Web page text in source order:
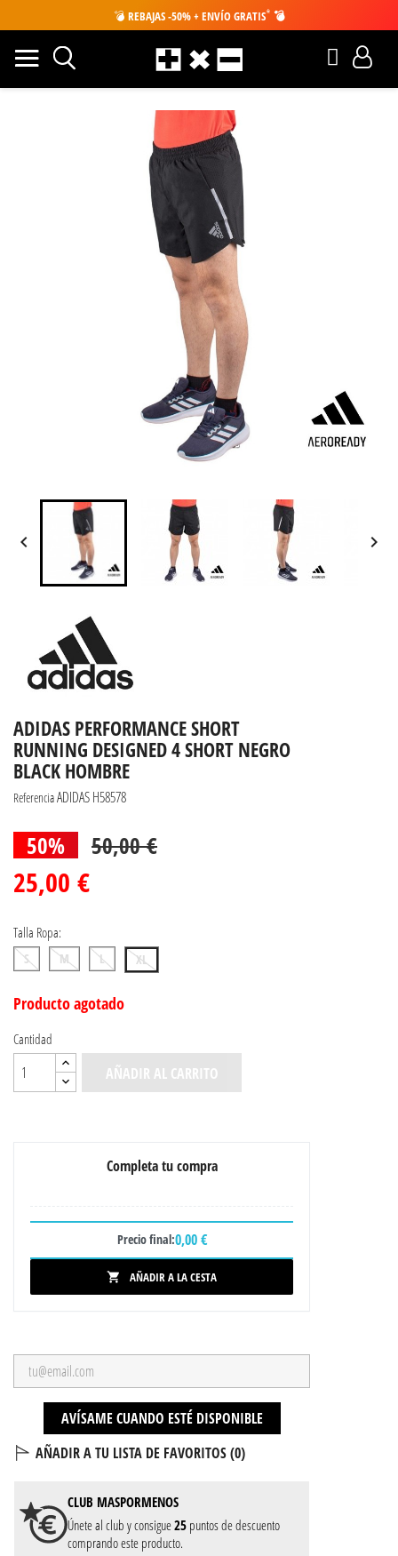
💣 REBAJAS -50% + ENVÍO GRATIS* 💣
 
ADIDAS PERFORMANCE SHORT
RUNNING DESIGNED 4 SHORT NEGRO
BLACK HOMBRE
ReferenciaADIDAS H58578
50% 50,00 €
25,00 €
Talla Ropa:
S M L XL
Producto agotado
Cantidad
AÑADIR AL CARRITO
Completa tu compra
Precio final:0,00 €
 AÑADIR A LA CESTA
AVÍSAME CUANDO ESTÉ DISPONIBLE
AÑADIR A TU LISTA DE FAVORITOS (0)
CLUB MASPORMENOS
Únete al club y consigue25 puntos de descuento
comprando este producto.